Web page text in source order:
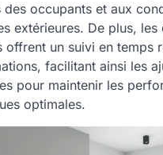
des occupants et aux
extérieures. De plus, les
offrent un suivi en temps
facilitant ainsi les
pour maintenir les
optimales.